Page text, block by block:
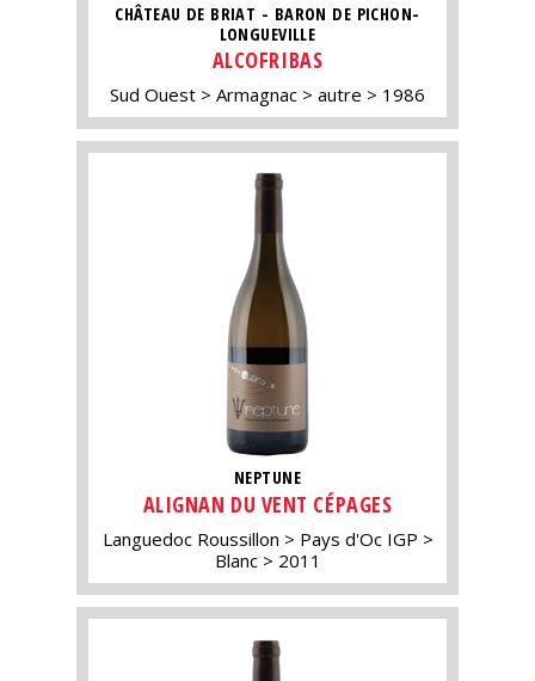
CHÂTEAU DE BRIAT - BARON DE PICHON-
LONGUEVILLE
ALCOFRIBAS
Sud Ouest Armagnac autre 1986
NEPTUNE
ALIGNAN DU VENT CÉPAGES
Languedoc Roussillon
Pays d'Oc IGP
Blanc
2011